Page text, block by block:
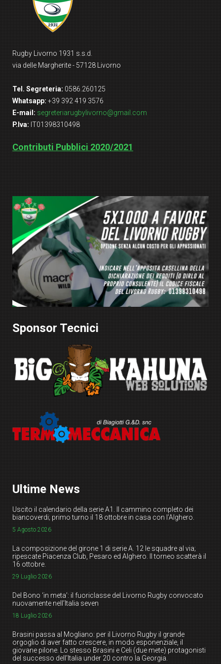
Rugby Livorno 1931 s.s.d.
via delle Margherite - 57128 Livorno
Tel. Segreteria: 0586.260125
Whatsapp: +39 392 419 3576
E-mail: segreteriarugbylivorno@gmail.com
P.Iva: IT01398310498
Contributi Pubblici 2020/2021
Sponsor Tecnici
Ultime News
Uscito il calendario della serie A1. Il cammino completo dei
biancoverdi; primo turno il 18 ottobre in casa con l’Alghero.
5 Agosto 2026
La composizione del girone 1 di serie A. 12 le squadre al via;
ripescate Piacenza Club, Pesaro ed Alghero. Il torneo scatterà il
16 ottobre.
29 Luglio 2026
Del Bono ‘in meta’: il fuoriclasse del Livorno Rugby convocato
nuovamente nell’Italia seven
18 Luglio 2026
Brasini passa al Mogliano: per il Livorno Rugby il grande
orgoglio di aver fatto crescere, in modo esponenziale, il
giovane pilone. Lo stesso Brasini e Celi (due mete) protagonisti
del successo dell’Italia under 20 contro la Georgia.